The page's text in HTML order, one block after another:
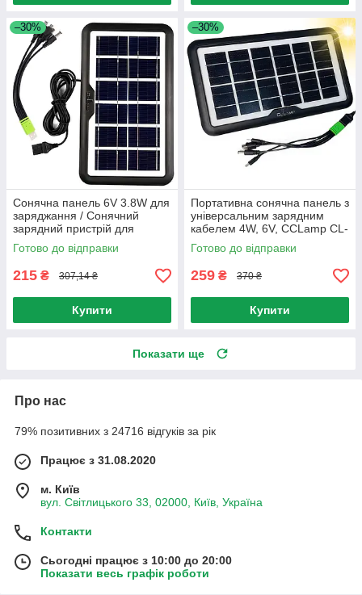
–30%
Сонячна панель 6V 3.8W для
заряджання / Сонячний
зарядний пристрій для
телефону
Готово до відправки
215 ₴ 307,14 ₴
Купити
–30%
Портативна сонячна панель з
універсальним зарядним
кабелем 4W, 6V, CCLamp CL-
639 / Сонячний зарядний
пристрій
Готово до відправки
259 ₴ 370 ₴
Купити
Показати ще
Про нас
79% позитивних з 24716 відгуків за рік
Працює з 31.08.2020
м. Київ
вул. Світлицького 33, 02000, Київ, Україна
Контакти
Сьогодні працює з 10:00 до 20:00
Показати весь графік роботи